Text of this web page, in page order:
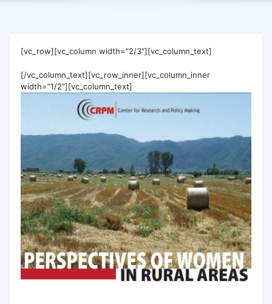
[vc_row][vc_column width=”2/3″][vc_column_text]
[/vc_column_text][vc_row_inner][vc_column_inner
width=”1/2″][vc_column_text]